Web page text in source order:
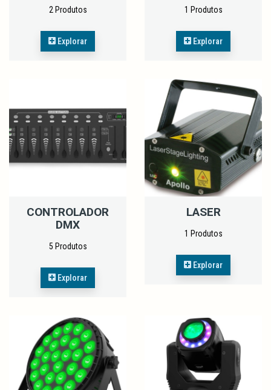
2 Produtos
Explorar
1 Produtos
Explorar
CONTROLADOR
DMX
5 Produtos
Explorar
LASER
1 Produtos
Explorar